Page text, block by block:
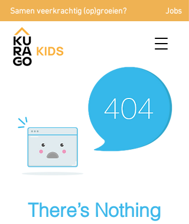
Samen veerkrachtig (op)groeien? Jobs
There’s Nothing